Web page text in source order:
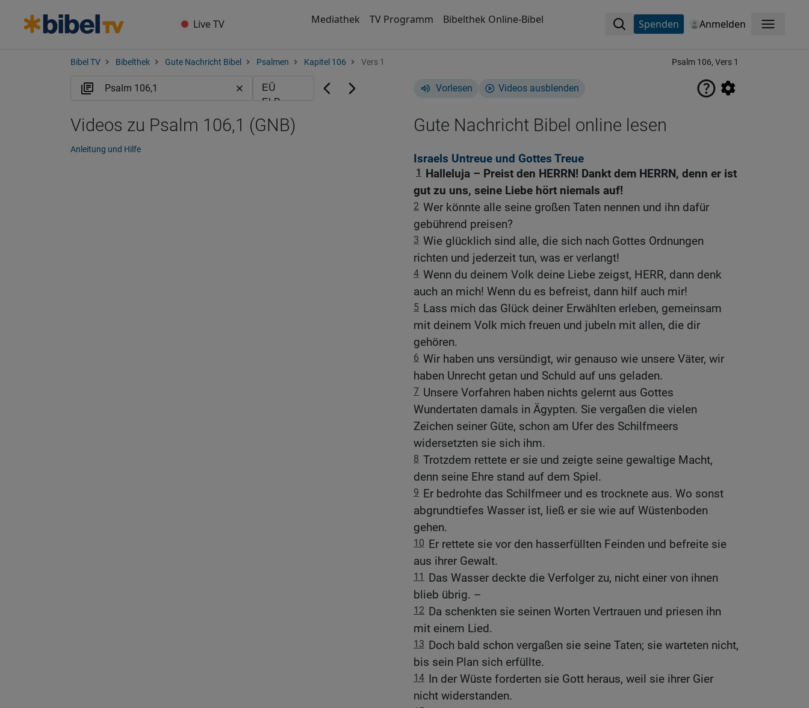
Live TV Mediathek TV Programm Bibelthek Online-Bibel Spenden Anmelden Menü
Bibel TV Bibelthek Gute Nachricht Bibel Psalmen Kapitel 106 Vers 1 Psalm 106, Vers 1
Vorlesen Videos ausblenden
Gute Nachricht Bibel online lesen
Israels Untreue und Gottes Treue
1
Halleluja – Preist den HERRN! Dankt dem HERRN, denn er ist
gut zu uns, seine Liebe hört niemals auf!
2 Wer könnte alle seine großen Taten nennen und ihn dafür
gebührend preisen?
3 Wie glücklich sind alle, die sich nach Gottes Ordnungen
richten und jederzeit tun, was er verlangt!
4 Wenn du deinem Volk deine Liebe zeigst, HERR, dann denk
auch an mich! Wenn du es befreist, dann hilf auch mir!
5 Lass mich das Glück deiner Erwählten erleben, gemeinsam
mit deinem Volk mich freuen und jubeln mit allen, die dir
gehören.
6 Wir haben uns versündigt, wir genauso wie unsere Väter, wir
haben Unrecht getan und Schuld auf uns geladen.
7 Unsere Vorfahren haben nichts gelernt aus Gottes
Wundertaten damals in Ägypten. Sie vergaßen die vielen
Zeichen seiner Güte, schon am Ufer des Schilfmeers
widersetzten sie sich ihm.
8 Trotzdem rettete er sie und zeigte seine gewaltige Macht,
denn seine Ehre stand auf dem Spiel.
9 Er bedrohte das Schilfmeer und es trocknete aus. Wo sonst
abgrundtiefes Wasser ist, ließ er sie wie auf Wüstenboden
gehen.
10 Er rettete sie vor den hasserfüllten Feinden und befreite sie
aus ihrer Gewalt.
11
Das Wasser deckte die Verfolger zu, nicht einer von ihnen
blieb übrig. –
12 Da schenkten sie seinen Worten Vertrauen und priesen ihn
mit einem Lied.
13 Doch bald schon vergaßen sie seine Taten; sie warteten nicht,
bis sein Plan sich erfüllte.
14 In der Wüste forderten sie Gott heraus, weil sie ihrer Gier
nicht widerstanden.
Videos zu Psalm 106,1 (GNB)
Anleitung und Hilfe